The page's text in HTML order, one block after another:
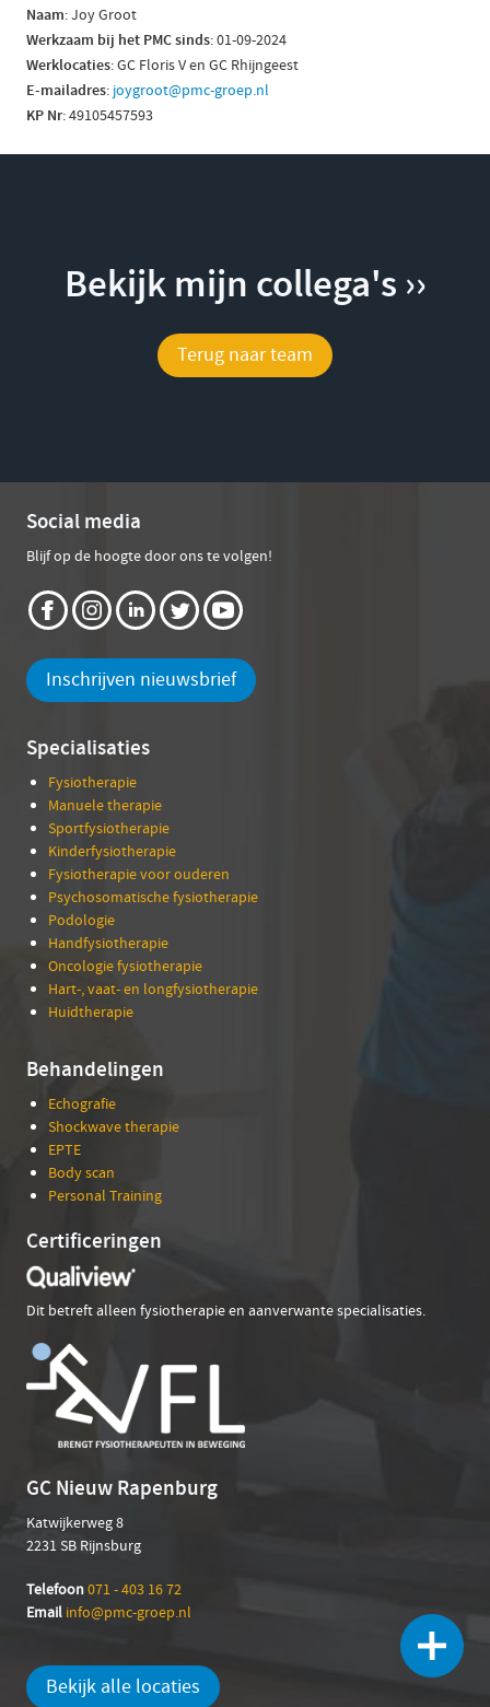
Naam: Joy Groot
Werkzaam bij het PMC sinds: 01-09-2024
Werklocaties: GC Floris V en GC Rhijngeest
E-mailadres: joygroot@pmc-groep.nl
KP Nr: 49105457593
Bekijk mijn collega's ››
Terug naar team
Social media
Blijf op de hoogte door ons te volgen!
Inschrijven nieuwsbrief
Specialisaties
Fysiotherapie
Manuele therapie
Sportfysiotherapie
Kinderfysiotherapie
Fysiotherapie voor ouderen
Psychosomatische fysiotherapie
Podologie
Handfysiotherapie
Oncologie fysiotherapie
Hart-, vaat- en longfysiotherapie
Huidtherapie
Behandelingen
Echografie
Shockwave therapie
EPTE
Body scan
Personal Training
Certificeringen
Dit betreft alleen fysiotherapie en aanverwante specialisaties.
GC Nieuw Rapenburg
Katwijkerweg 8
2231 SB Rijnsburg
Telefoon071 - 403 16 72
Email info@pmc-groep.nl
Bekijk alle locaties